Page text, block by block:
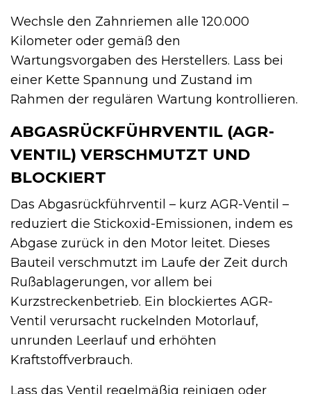
Wechsle den Zahnriemen alle 120.000
Kilometer oder gemäß den
Wartungsvorgaben des Herstellers. Lass bei
einer Kette Spannung und Zustand im
Rahmen der regulären Wartung kontrollieren.
ABGASRÜCKFÜHRVENTIL (AGR-
VENTIL) VERSCHMUTZT UND
BLOCKIERT
Das Abgasrückführventil – kurz AGR-Ventil –
reduziert die Stickoxid-Emissionen, indem es
Abgase zurück in den Motor leitet. Dieses
Bauteil verschmutzt im Laufe der Zeit durch
Rußablagerungen, vor allem bei
Kurzstreckenbetrieb. Ein blockiertes AGR-
Ventil verursacht ruckelnden Motorlauf,
unrunden Leerlauf und erhöhten
Kraftstoffverbrauch.
Lass das Ventil regelmäßig reinigen oder